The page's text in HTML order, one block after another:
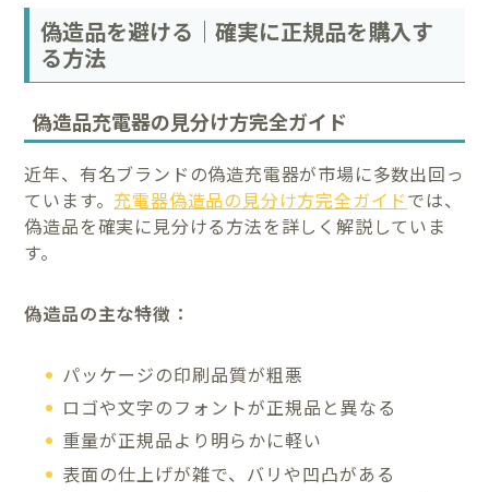
偽造品を避ける｜確実に正規品を購入す
る方法
偽造品充電器の見分け方完全ガイド
近年、有名ブランドの偽造充電器が市場に多数出回っ
ています。 充電器偽造品の見分け方完全ガイドでは、
偽造品を確実に見分ける方法を詳しく解説していま
す。
偽造品の主な特徴：
パッケージの印刷品質が粗悪
ロゴや文字のフォントが正規品と異なる
重量が正規品より明らかに軽い
表面の仕上げが雑で、バリや凹凸がある